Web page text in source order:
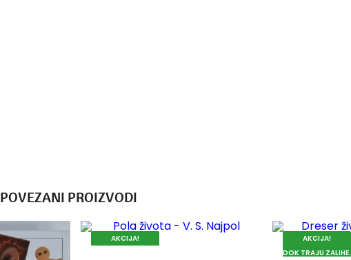
POVEZANI PROIZVODI
AKCIJA!
AKCIJA!
DOK TRAJU ZALIHE.